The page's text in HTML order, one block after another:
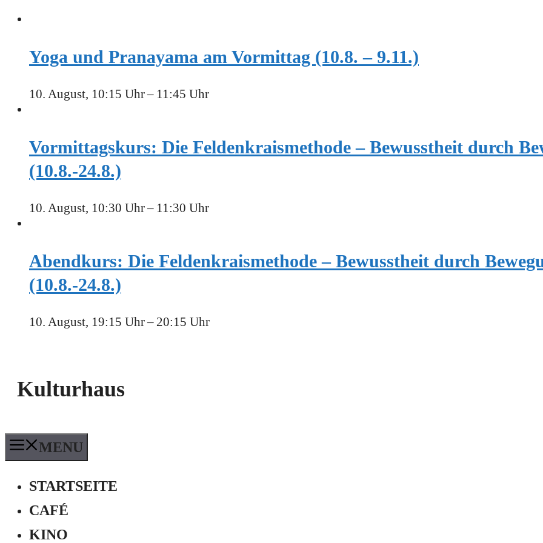
Yoga und Pranayama am Vormittag (10.8. – 9.11.)
10. August, 10:15 Uhr– 11:45 Uhr
Vormittagskurs: Die Feldenkraismethode – Bewusstheit durch
(10.8.-24.8.)
10. August, 10:30 Uhr– 11:30 Uhr
Abendkurs: Die Feldenkraismethode – Bewusstheit durch
(10.8.-24.8.)
10. August, 19:15 Uhr– 20:15 Uhr
Kulturhaus
MENU
STARTSEITE
CAFÉ
KINO